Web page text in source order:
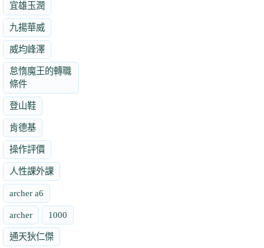
宜雄玉潤
九揚華威
威均峰澤
怠惰魔王的轉職
條件
登山鞋
肯德基
操作評價
人性課外課
archer a6
archer 1000
通天狄仁傑